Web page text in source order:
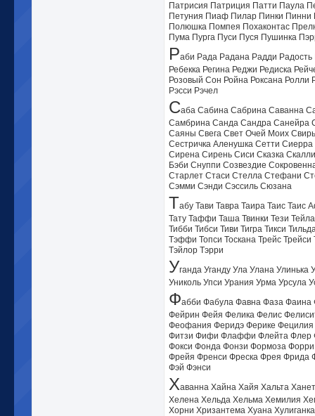
Патрисия Патриция Патти Паула
Петуния Пиаф Пилар Пинки
Полюшка Помпея Похаконтас
Пума Пурга Пуси Пуся Пушинка
Раби Рада Радана Радди
Ребекка Регина Реджи Редиска
Розовый Сон Ройна Роксана
Рэсси Рэчел
Саба Сабина Сабрина Саванна
Самбрина Санда Сандра
Саяны Свега Свет Очей Моих
Cестричка Аленушка Сетти
Сирена Сирень Сиси Сказка
Бэби Снуппи Созвездие
Старлет Стаси Стелла Стефани
Сэмми Сэнди Сэссиль Сюзана
Табу Тави Тавра Таира Таис Таис
Тату Таффи Таша Твинки Тези
Тибби Тибси Тиви Тигра Тикси
Тэффи Топси Тоскана Трейс Трейси
Тэйлор Тэрри
Уганда Уганду Ула Улана
Униколь Упси Урания Урма Урсула
Фабби Фабула Фавна Фаза
Фейрин Фейя Фелика Фелис
Феофания Феридэ Ферике
Фитзи Фифи Флаффи Флейта Флер
Фокси Фонда Фонзи Формоза
Фрейя Френси Фреска Фрея Фрида
Фэй Фэнси
Хаванна Хайна Хайя Хальта
Хелена Хельда Хельма Хемилия
Хорни Хризантема Хуана